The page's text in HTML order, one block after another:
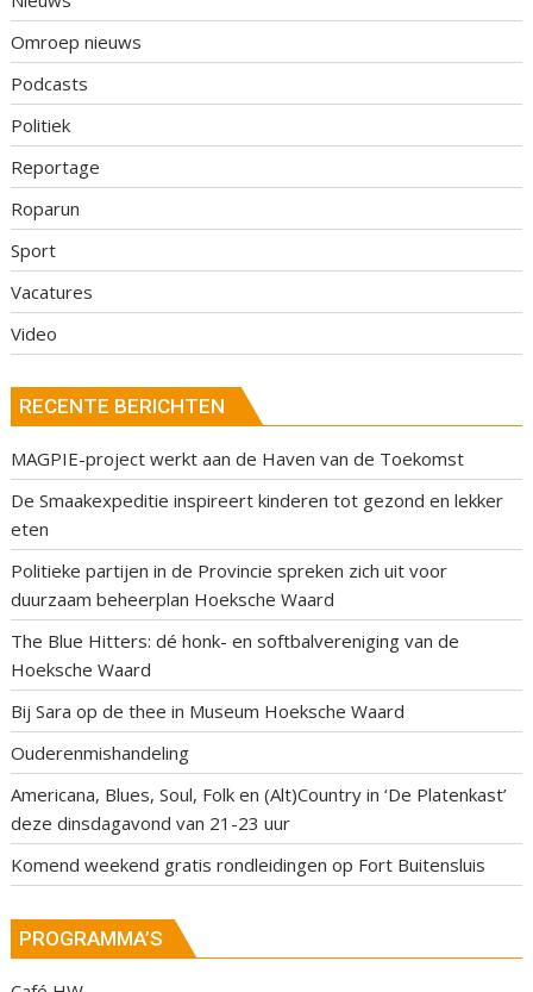
Omroep nieuws
Podcasts
Politiek
Reportage
Roparun
Sport
Vacatures
Video
RECENTE BERICHTEN
MAGPIE-project werkt aan de Haven van de Toekomst
De Smaakexpeditie inspireert kinderen tot gezond en lekker
eten
Politieke partijen in de Provincie spreken zich uit voor
duurzaam beheerplan Hoeksche Waard
The Blue Hitters: dé honk- en softbalvereniging van de
Hoeksche Waard
Bij Sara op de thee in Museum Hoeksche Waard
Ouderenmishandeling
Americana, Blues, Soul, Folk en (Alt)Country in ‘De Platenkast’
deze dinsdagavond van 21-23 uur
Komend weekend gratis rondleidingen op Fort Buitensluis
PROGRAMMA’S